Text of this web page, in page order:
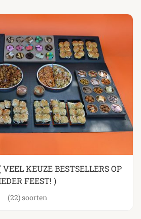
KEUZE BESTSELLERS OP
FEEST! )
(22)